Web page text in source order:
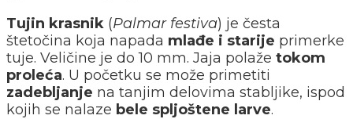
Tujin krasnik (Palmar festiva) je česta
štetočina koja napada mlađe i starije primerke
tuje. Veličine je do 10 mm. Jaja polaže tokom
proleća. U početku se može primetiti
zadebljanje na tanjim delovima stabljike, ispod
kojih se nalaze bele spljoštene larve.